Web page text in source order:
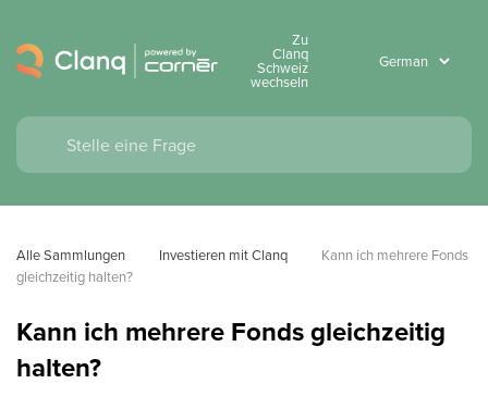
Zu
Clanq
Schweiz
wechseln
Alle Sammlungen Investieren mit Clanq
Kann ich mehrere Fonds
gleichzeitig halten?
Kann ich mehrere Fonds gleichzeitig
halten?